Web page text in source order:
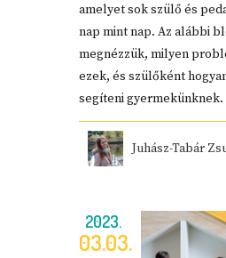
amelyet sok szülő és
nap mint nap. Az alábbi
megnézzük, milyen
ezek, és szülőként
segíteni gyermekünknek.
Juhász-Tabár
2023.
03.03.